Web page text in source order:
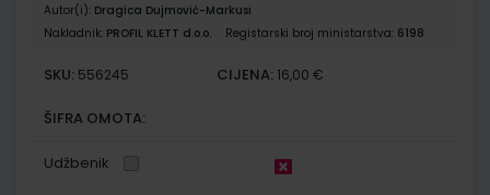
Autor(i): Dragica Dujmović-Markusi
Nakladnik: PROFIL KLETT d.o.o. Registarski broj ministarstva: 6198
SKU: 556245 CIJENA: 16,00 €
ŠIFRA OMOTA:
Udžbenik